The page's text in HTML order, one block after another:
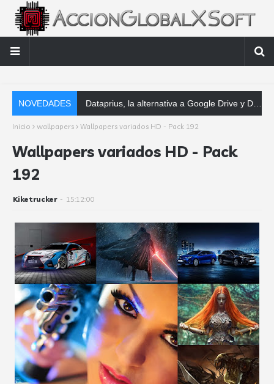
NOVEDADES Dataprius, la alternativa a Google Drive y Dropbox que las empresas deberían conocer
Inicio wallpapers Wallpapers variados HD - Pack 192
Wallpapers variados HD - Pack
192
Kiketrucker - 15:12:00